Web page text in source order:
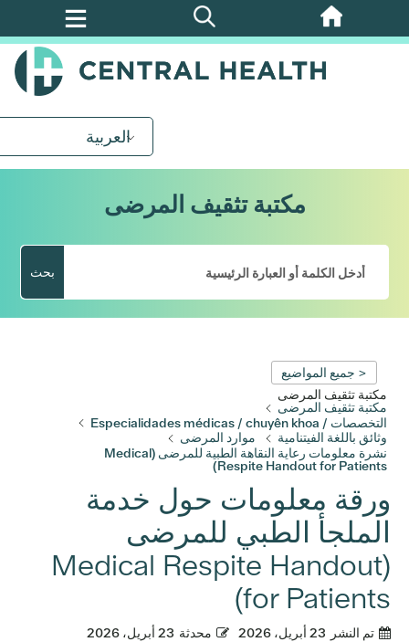
تخطي
العربية
مكتبة تثقيف المرضى
بحث
< جميع المواضيع
مكتبة تثقيف المرضى
مكتبة تثقيف المرضى
التخصصات / Especialidades médicas / chuyên khoa
وثائق باللغة الفيتنامية
موارد المرضى
نشرة معلومات رعاية النقاهة الطبية للمرضى (Medical
Respite Handout for Patients)
ورقة معلومات حول خدمة
الملجأ الطبي للمرضى
(Medical Respite Handout
for Patients)
تم النشر 23 أبريل، 2026 محدثة 23 أبريل، 2026